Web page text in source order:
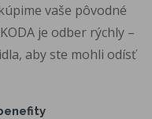
vaše pôvodné
je odber rýchly –
aby ste mohli odísť